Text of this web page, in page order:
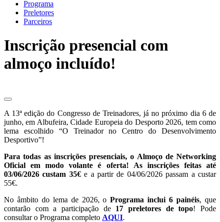
Programa
Preletores
Parceiros
Inscrição presencial com
almoço incluído!
A 13ª edição do Congresso de Treinadores, já no próximo dia 6 de
junho, em Albufeira, Cidade Europeia do Desporto 2026, tem como
lema escolhido “O Treinador no Centro do Desenvolvimento
Desportivo”!
Para todas as inscrições presenciais, o Almoço de Networking
Oficial em modo volante é oferta! As inscrições feitas até
03/06/2026 custam 35€e a partir de 04/06/2026 passam a custar
55€.
No âmbito do lema de 2026, oPrograma inclui 6 painéis, que
contarão com a participação de 17 preletores de topo! Pode
consultar o Programa completo AQUI.